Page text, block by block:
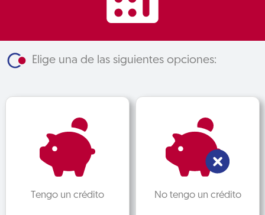
Elige una de las siguientes opciones:
Tengo un crédito No tengo un crédito